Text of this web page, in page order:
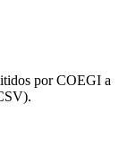
por COEGI a